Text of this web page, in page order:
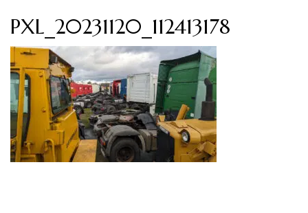
PXL_20231120_112413178